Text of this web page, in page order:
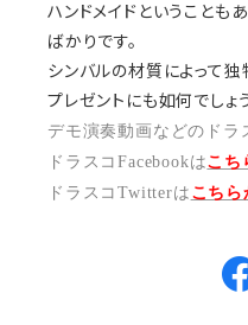
ハンドメイドということ
ばかりです。
シンバルの材質によって
プレゼントにも如何でしょ
デモ演奏動画などのドラ
ドラスコFacebookはこち
ドラスコTwitterは こちら